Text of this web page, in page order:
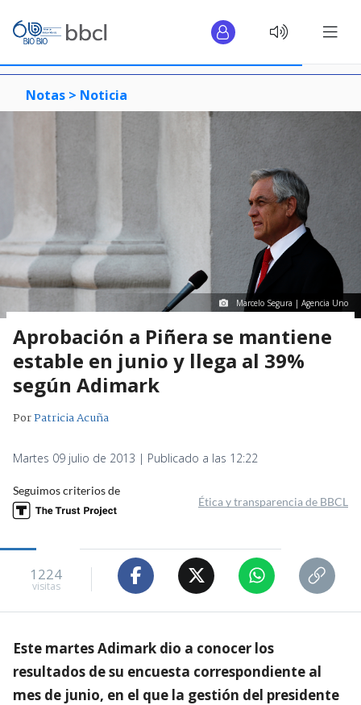
Notas > Noticia
Marcelo Segura | Agencia Uno
Aprobación a Piñera se mantiene
estable en junio y llega al 39%
según Adimark
PorPatricia Acuña
Martes 09 julio de 2013 | Publicado a las 12:22
Seguimos criterios de
Ética y transparencia de BBCL
1224
visitas
Este martes Adimark dio a conocer los
resultados de su encuesta correspondiente al
mes de junio, en el que la gestión del presidente